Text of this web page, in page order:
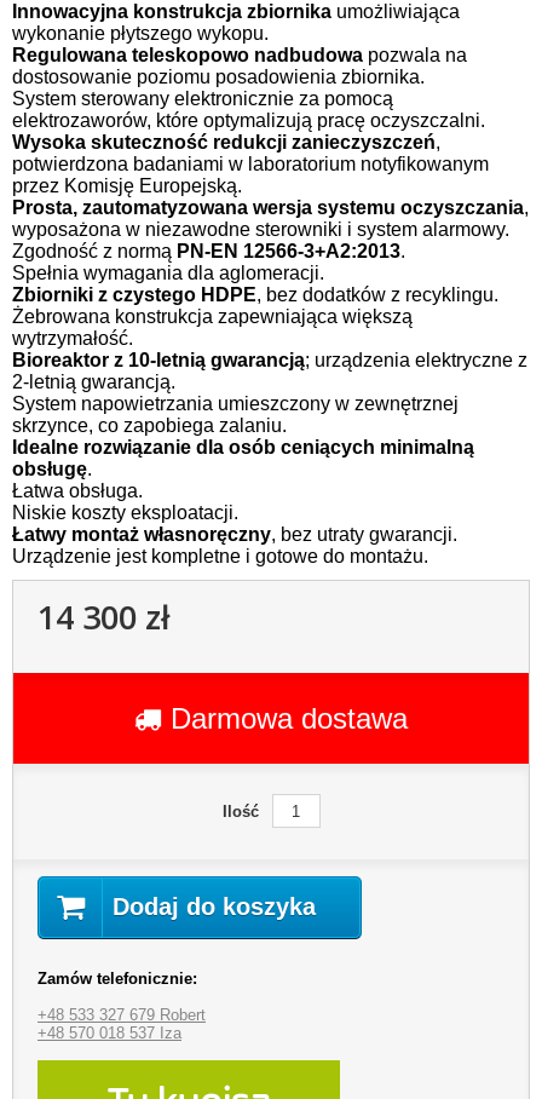
Innowacyjna konstrukcja zbiornika umożliwiająca
wykonanie płytszego wykopu.
Regulowana teleskopowo nadbudowa pozwala na
dostosowanie poziomu posadowienia zbiornika.
System sterowany elektronicznie za pomocą
elektrozaworów, które optymalizują pracę oczyszczalni.
Wysoka skuteczność redukcji zanieczyszczeń,
potwierdzona badaniami w laboratorium notyfikowanym
przez Komisję Europejską.
Prosta, zautomatyzowana wersja systemu oczyszczania,
wyposażona w niezawodne sterowniki i system alarmowy.
Zgodność z normą PN-EN 12566-3+A2:2013.
Spełnia wymagania dla aglomeracji.
Zbiorniki z czystego HDPE, bez dodatków z recyklingu.
Żebrowana konstrukcja zapewniająca większą
wytrzymałość.
Bioreaktor z 10-letnią gwarancją; urządzenia elektryczne z
2-letnią gwarancją.
System napowietrzania umieszczony w zewnętrznej
skrzynce, co zapobiega zalaniu.
Idealne rozwiązanie dla osób ceniących minimalną
obsługę.
Łatwa obsługa.
Niskie koszty eksploatacji.
Łatwy montaż własnoręczny, bez utraty gwarancji.
Urządzenie jest kompletne i gotowe do montażu.
14 300 zł
Darmowa dostawa
Ilość
Dodaj do koszyka
Zamów telefonicznie:
+48 533 327 679 Robert
+48 570 018 537 Iza